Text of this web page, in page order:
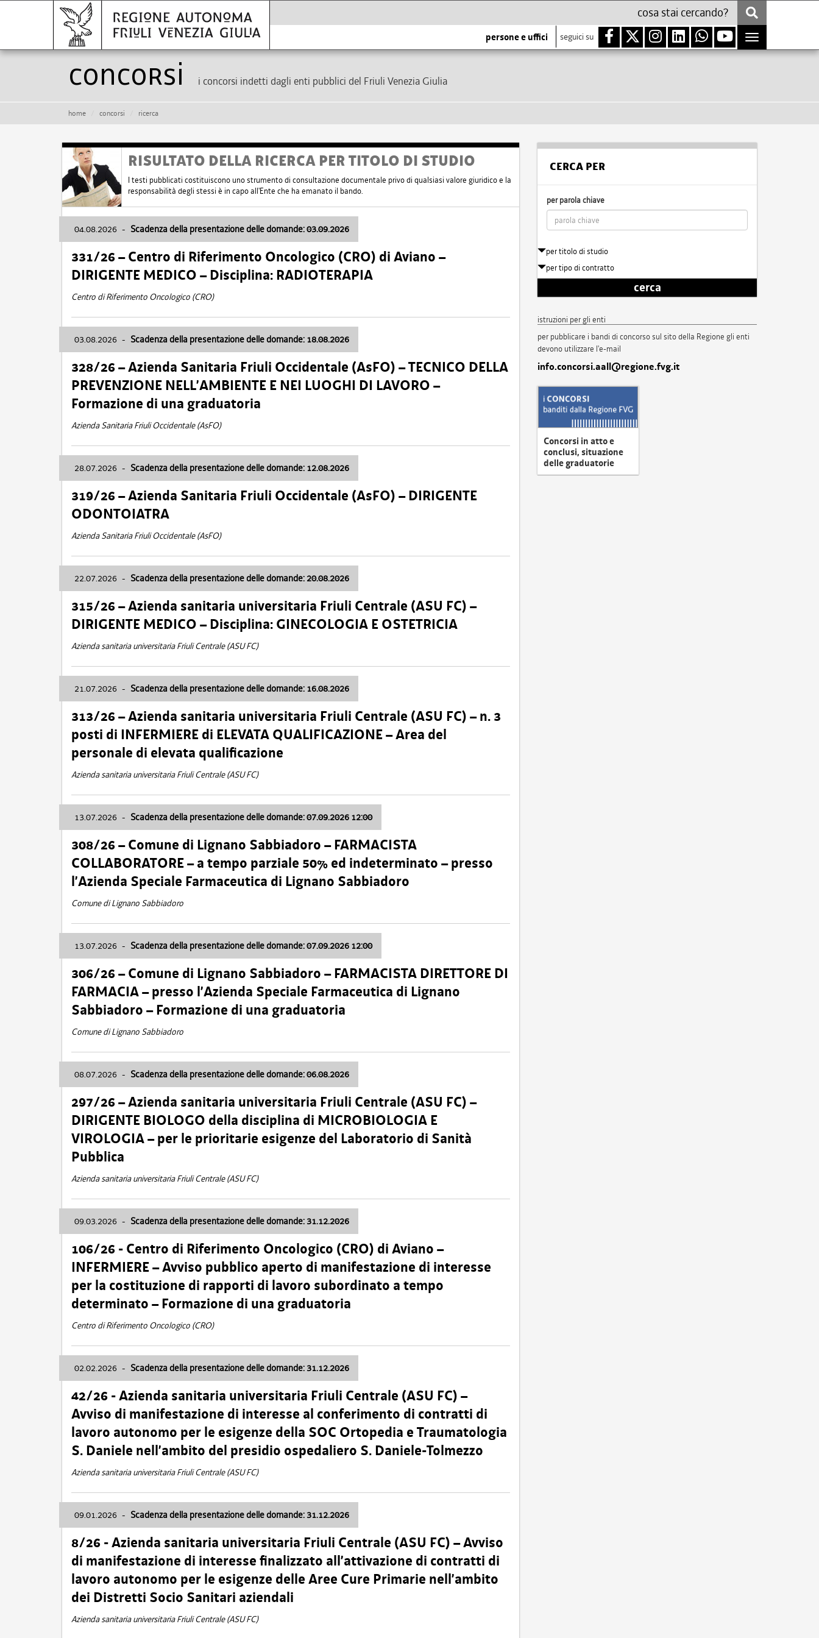
persone e uffici seguici su
Toggle
navigation
Concorsi i concorsi indetti dagli enti pubblici del Friuli Venezia Giulia
home concorsi ricerca
RISULTATO DELLA RICERCA PER TITOLO DI STUDIO
I testi pubblicati costituiscono uno strumento di consultazione documentale privo di qualsiasi valore giuridico e la
responsabilità degli stessi è in capo all'Ente che ha emanato il bando.
04.08.2026 - Scadenza della presentazione delle domande: 03.09.2026
331/26 – Centro di Riferimento Oncologico (CRO) di Aviano –
DIRIGENTE MEDICO – Disciplina: RADIOTERAPIA
Centro di Riferimento Oncologico (CRO)
03.08.2026 - Scadenza della presentazione delle domande: 18.08.2026
328/26 – Azienda Sanitaria Friuli Occidentale (AsFO) – TECNICO DELLA
PREVENZIONE NELL’AMBIENTE E NEI LUOGHI DI LAVORO –
Formazione di una graduatoria
Azienda Sanitaria Friuli Occidentale (AsFO)
28.07.2026 - Scadenza della presentazione delle domande: 12.08.2026
319/26 – Azienda Sanitaria Friuli Occidentale (AsFO) – DIRIGENTE
ODONTOIATRA
Azienda Sanitaria Friuli Occidentale (AsFO)
22.07.2026 - Scadenza della presentazione delle domande: 20.08.2026
315/26 – Azienda sanitaria universitaria Friuli Centrale (ASU FC) –
DIRIGENTE MEDICO – Disciplina: GINECOLOGIA E OSTETRICIA
Azienda sanitaria universitaria Friuli Centrale (ASU FC)
21.07.2026 - Scadenza della presentazione delle domande: 16.08.2026
313/26 – Azienda sanitaria universitaria Friuli Centrale (ASU FC) – n. 3
posti di INFERMIERE di ELEVATA QUALIFICAZIONE – Area del
personale di elevata qualificazione
Azienda sanitaria universitaria Friuli Centrale (ASU FC)
13.07.2026 - Scadenza della presentazione delle domande: 07.09.2026 12:00
308/26 – Comune di Lignano Sabbiadoro – FARMACISTA
COLLABORATORE – a tempo parziale 50% ed indeterminato – presso
l’Azienda Speciale Farmaceutica di Lignano Sabbiadoro
Comune di Lignano Sabbiadoro
13.07.2026 - Scadenza della presentazione delle domande: 07.09.2026 12:00
306/26 – Comune di Lignano Sabbiadoro – FARMACISTA DIRETTORE DI
FARMACIA – presso l’Azienda Speciale Farmaceutica di Lignano
Sabbiadoro – Formazione di una graduatoria
Comune di Lignano Sabbiadoro
08.07.2026 - Scadenza della presentazione delle domande: 06.08.2026
297/26 – Azienda sanitaria universitaria Friuli Centrale (ASU FC) –
DIRIGENTE BIOLOGO della disciplina di MICROBIOLOGIA E
VIROLOGIA – per le prioritarie esigenze del Laboratorio di Sanità
Pubblica
Azienda sanitaria universitaria Friuli Centrale (ASU FC)
09.03.2026 - Scadenza della presentazione delle domande: 31.12.2026
106/26 - Centro di Riferimento Oncologico (CRO) di Aviano –
INFERMIERE – Avviso pubblico aperto di manifestazione di interesse
per la costituzione di rapporti di lavoro subordinato a tempo
determinato – Formazione di una graduatoria
Centro di Riferimento Oncologico (CRO)
02.02.2026 - Scadenza della presentazione delle domande: 31.12.2026
42/26 - Azienda sanitaria universitaria Friuli Centrale (ASU FC) –
Avviso di manifestazione di interesse al conferimento di contratti di
lavoro autonomo per le esigenze della SOC Ortopedia e Traumatologia
S. Daniele nell’ambito del presidio ospedaliero S. Daniele-Tolmezzo
Azienda sanitaria universitaria Friuli Centrale (ASU FC)
09.01.2026 - Scadenza della presentazione delle domande: 31.12.2026
8/26 - Azienda sanitaria universitaria Friuli Centrale (ASU FC) – Avviso
di manifestazione di interesse finalizzato all’attivazione di contratti di
lavoro autonomo per le esigenze delle Aree Cure Primarie nell’ambito
dei Distretti Socio Sanitari aziendali
Azienda sanitaria universitaria Friuli Centrale (ASU FC)
CERCA PER
per parola chiave
per titolo di studio
per tipo di contratto
cerca
istruzioni per gli enti
per pubblicare i bandi di concorso sul sito della Regione gli enti
devono utilizzare l'e-mail
info.concorsi.aall@regione.fvg.it
Concorsi in atto e
conclusi, situazione
delle graduatorie